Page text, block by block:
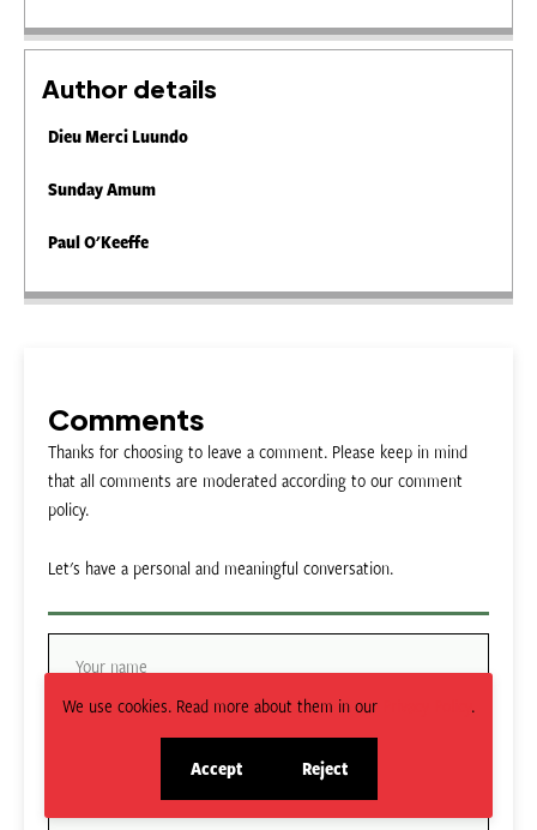
We use cookies. Read more about them in our .
Accept
site
Reject
site
Author details
Dieu Merci Luundo
Sunday Amum
Paul O'Keeffe
Comments
Thanks for choosing to leave a comment. Please keep in mind
that all comments are moderated according to our comment
policy.
Let's have a personal and meaningful conversation.